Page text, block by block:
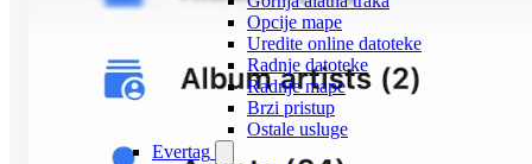
Opcije mape
Uredite online datoteke
Radnje datoteke
Radnje mape
Brzi pristup
Ostale usluge
Evertag